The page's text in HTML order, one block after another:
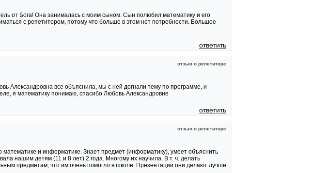
от Бога! Она занималась с моим сыном. Сын полюбил математику и его
с репетитором, потому что больше в этом нет потребности. Большое
ответить
отзыв о репетиторе
Александровна все объяснила, мы с ней догнали тему по программе, и
я математику понимаю, спасибо Любовь Александровне
ответить
отзыв о репетиторе
математике и информатике. Знает предмет (информатику), умеет объяснить
нашим детям (11 и 8 лет) 2 года. Многому их научила. В т. ч. делать
предметам, что им очень помогло в школе. Презентации они делают лучше